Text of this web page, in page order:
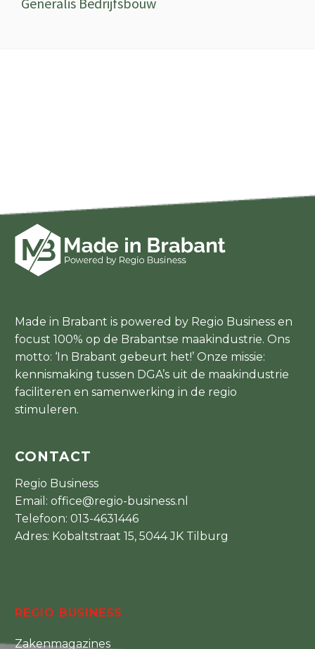
Made in Brabant is powered by Regio Business en
focust 100% op de Brabantse maakindustrie. Ons
motto: ‘In Brabant gebeurt het!’ Onze missie:
kennismaking tussen DGA’s uit de maakindustrie
faciliteren en samenwerking in de regio
stimuleren.
CONTACT
Regio Business
Email: office@regio-business.nl
Telefoon: 013-4631446
Adres: Kobaltstraat 15, 5044 JK Tilburg
REGIO BUSINESS
Zakenmagazines